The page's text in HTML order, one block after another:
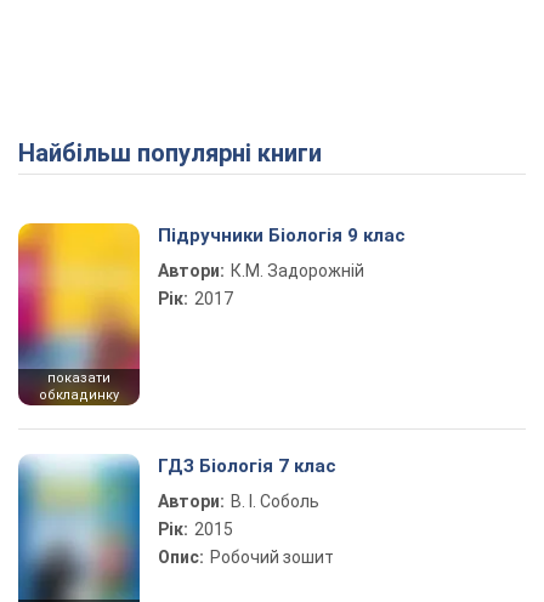
Найбільш популярні книги
показати
обкладинку
Підручники Біологія 9 клас
Автори: К.М. Задорожній
Рік: 2017
ГДЗ Біологія 7 клас
Автори: В. І. Соболь
Рік: 2015
Опис: Робочий зошит